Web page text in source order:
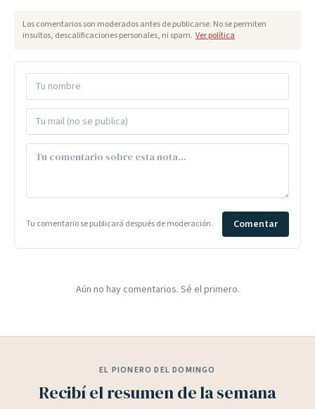
Los comentarios son moderados antes de publicarse. No se permiten
insultos, descalificaciones personales, ni spam. Ver política
Tu comentario se publicará después de moderación. Comentar
Aún no hay comentarios. Sé el primero.
EL PIONERO DEL DOMINGO
Recibí el resumen de la semana